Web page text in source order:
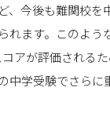
、今後も難関校を
れます。このよう
アが評価される
中学受験でさらに